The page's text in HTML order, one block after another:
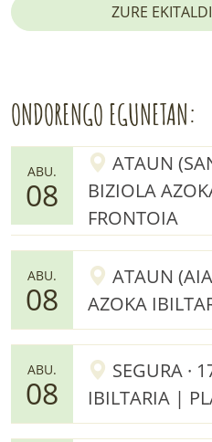
ZURE
ONDORENGO EGUNETAN:
ABU.
08
ATAUN
BIZIOLA
FRONTOIA
ABU.
08
ATAUN
AZOKA
ABU.
08
SEGURA ·
IBILTARIA |